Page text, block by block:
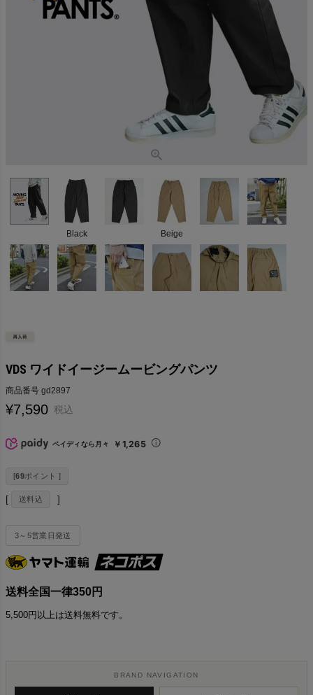
Black Beige
VDS ワイドイージームービングパンツ
商品番号 gd2897
¥7,590 税込
ペイディなら月々 ￥1,265
[69ポイント ]
送料込
3～5営業日発送
送料全国一律350円
5,500円以上は送料無料です。
BRAND NAVIGATION